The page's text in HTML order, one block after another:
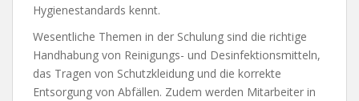
Hygienestandards kennt.
Wesentliche Themen in der Schulung sind die richtige
Handhabung von Reinigungs- und Desinfektionsmitteln,
das Tragen von Schutzkleidung und die korrekte
Entsorgung von Abfällen. Zudem werden Mitarbeiter in